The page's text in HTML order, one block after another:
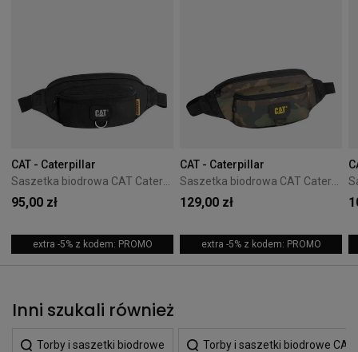
CAT - Caterpillar
95,00 zł
extra -5% z kodem: PROMO
CAT - Caterpillar
129,00 zł
extra -5% z kodem: PROMO
Inni szukali również
Torby i saszetki biodrowe Torby i saszetki biodrowe CAT